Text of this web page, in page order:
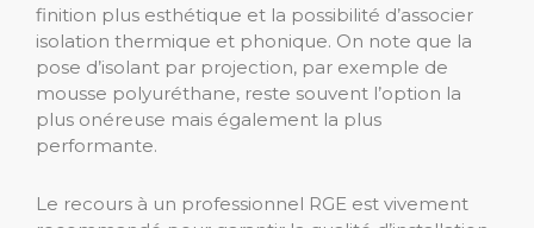
finition plus esthétique et la possibilité d’associer
isolation thermique et phonique. On note que la
pose d’isolant par projection, par exemple de
mousse polyuréthane, reste souvent l’option la
plus onéreuse mais également la plus
performante.
Le recours à un professionnel RGE est vivement